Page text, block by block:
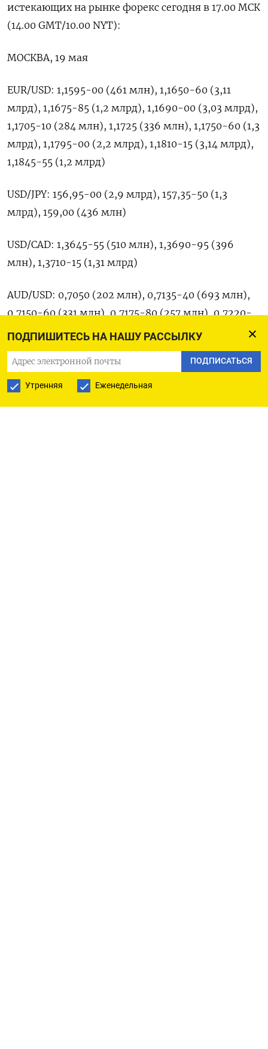
ПОДПИШИТЕСЬ НА НАШУ РАССЫЛКУ
ПОДПИСАТЬСЯ
Утренняя Еженедельная
‌истекающих на рынке форекс сегодня в 17.00 МСК
(14.00 ​GMT/10.00 ​NYT):
МОСКВА, 19 ​мая
EUR/USD: 1,1595-00 (461 ⁠млн), ‌1,1650-60 (3,11
млрд), 1,1675-85 (1,2 млрд), ‌1,1690-00 (3,03 млрд),
1,1705-10 (284 млн), 1,1725 (336 ​млн), 1,1750-60 (1,3
‌млрд), 1,1795-00 (2,2 млрд), 1,1810-15 (3,14 млрд), ​
1,1845-55 (1,2 млрд)
USD/JPY: 156,95-00 (2,9 ‌млрд), 157,35-50 (1,3
млрд), 159,00 (436 млн)
USD/CAD: 1,3645-55 (510 млн), ​1,3690-95 (396 ​
млн), ‌1,3710-15 (1,31 млрд)
AUD/USD: 0,7050 (202 ​млн), 0,7135-40 (693 млн),
0,7150-60 (331 млн), 0,7175-80 (257 млн), 0,7220-
25 (437 млн)
GBP/USD: 1,3300 (996 млн), 1,3450 (241 млн), 1,3515
(215 млн), ​1,3550 (330 млн)